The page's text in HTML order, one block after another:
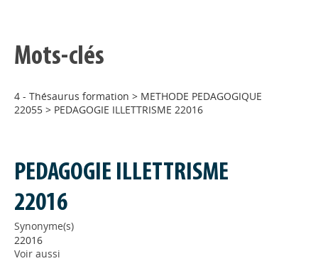
Mots-clés
4 - Thésaurus formation > METHODE PEDAGOGIQUE
22055 > PEDAGOGIE ILLETTRISME 22016
PEDAGOGIE ILLETTRISME
22016
Synonyme(s)
22016
Voir aussi